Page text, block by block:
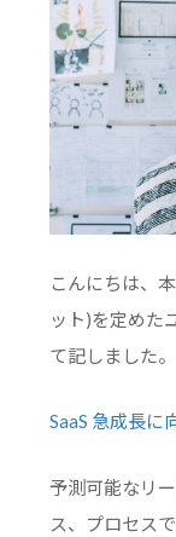
こんにちは、
ット)を定めた
て記しました。
SaaS 急成長に
予測可能なリ
ス、プロセス